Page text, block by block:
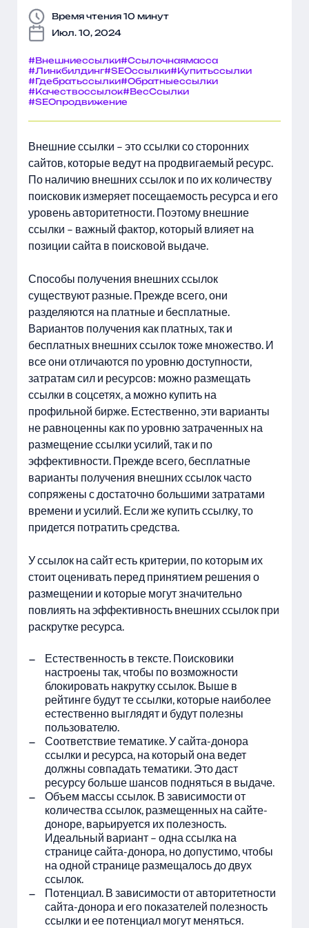
Время чтения 10 минут
Июл. 10, 2024
#Внешниессылки#Ссылочнаямасса
#Линкбилдинг#SEOссылки#Купитьссылки
#Гдебратьссылки#Обратныессылки
#Качествоссылок#ВесСсылки
#SEOпродвижение
Внешние ссылки – это ссылки со сторонних
сайтов, которые ведут на продвигаемый ресурс.
По наличию внешних ссылок и по их количеству
поисковик измеряет посещаемость ресурса и его
уровень авторитетности. Поэтому внешние
ссылки – важный фактор, который влияет на
позиции сайта в поисковой выдаче.
Способы получения внешних ссылок
существуют разные. Прежде всего, они
разделяются на платные и бесплатные.
Вариантов получения как платных, так и
бесплатных внешних ссылок тоже множество. И
все они отличаются по уровню доступности,
затратам сил и ресурсов: можно размещать
ссылки в соцсетях, а можно купить на
профильной бирже. Естественно, эти варианты
не равноценны как по уровню затраченных на
размещение ссылки усилий, так и по
эффективности. Прежде всего, бесплатные
варианты получения внешних ссылок часто
сопряжены с достаточно большими затратами
времени и усилий. Если же купить ссылку, то
придется потратить средства.
У ссылок на сайт есть критерии, по которым их
стоит оценивать перед принятием решения о
размещении и которые могут значительно
повлиять на эффективность внешних ссылок при
раскрутке ресурса.
Естественность в тексте. Поисковики
настроены так, чтобы по возможности
блокировать накрутку ссылок. Выше в
рейтинге будут те ссылки, которые наиболее
естественно выглядят и будут полезны
пользователю.
Соответствие тематике. У сайта-донора
ссылки и ресурса, на который она ведет
должны совпадать тематики. Это даст
ресурсу больше шансов подняться в выдаче.
Объем массы ссылок. В зависимости от
количества ссылок, размещенных на сайте-
доноре, варьируется их полезность.
Идеальный вариант – одна ссылка на
странице сайта-донора, но допустимо, чтобы
на одной странице размещалось до двух
ссылок.
Потенциал. В зависимости от авторитетности
сайта-донора и его показателей полезность
ссылки и ее потенциал могут меняться.